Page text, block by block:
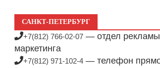
САНКТ-ПЕТЕРБУРГ
+7(812) 766-02-07 — отдел
маркетинга
+7(812) 971-102-4 — телефон